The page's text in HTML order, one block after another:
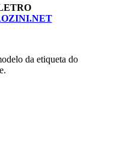
da etiqueta do